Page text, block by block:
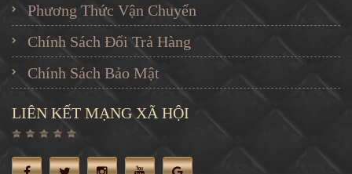
Phương Thức Vận Chuyển
Chính Sách Đổi Trả Hàng
Chính Sách Bảo Mật
LIÊN KẾT MẠNG XÃ HỘI